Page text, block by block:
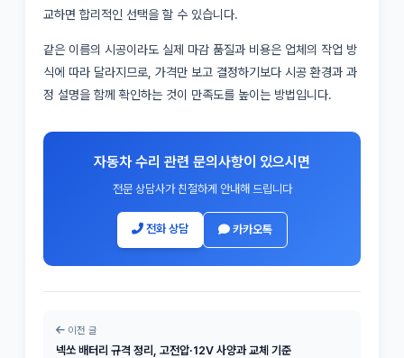
교하면 합리적인 선택을 할 수 있습니다.
같은 이름의 시공이라도 실제 마감 품질과 비용은 업체의 작업 방
식에 따라 달라지므로, 가격만 보고 결정하기보다 시공 환경과 과
정 설명을 함께 확인하는 것이 만족도를 높이는 방법입니다.
자동차 수리 관련 문의사항이 있으시면
전문 상담사가 친절하게 안내해 드립니다
전화 상담 카카오톡
이전 글
넥쏘 배터리 규격 정리, 고전압·12V 사양과 교체 기준